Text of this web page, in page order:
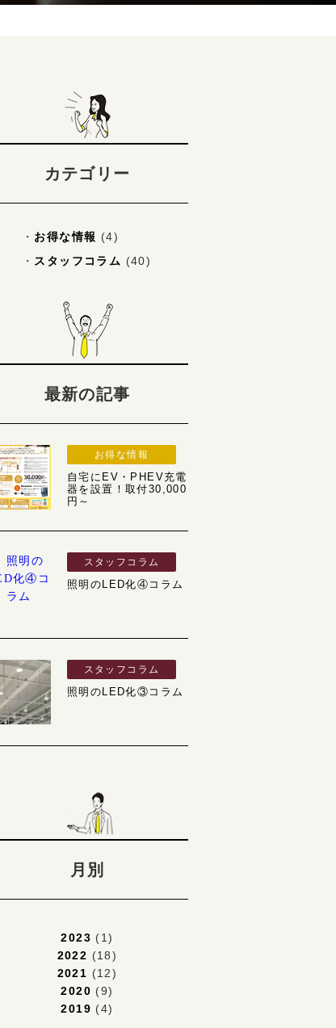
カテゴリー
お得な情報 (4)
スタッフコラム (40)
最新の記事
お得な情報
自宅にEV・PHEV充電
器を設置！取付30,000
円～
スタッフコラム
照明のLED化④コラム
スタッフコラム
照明のLED化③コラム
月別
2023 (1)
2022 (18)
2021 (12)
2020 (9)
2019 (4)